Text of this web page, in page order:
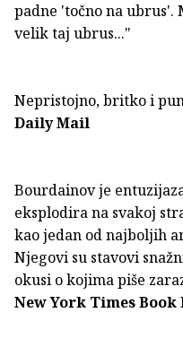
padne 'točno na ubrus'.
velik taj ubrus..."
Nepristojno, britko i
Daily Mail
Bourdainov je
eksplodira na svakoj
kao jedan od najboljih
Njegovi su stavovi
okusi o kojima piše
New York Times Book